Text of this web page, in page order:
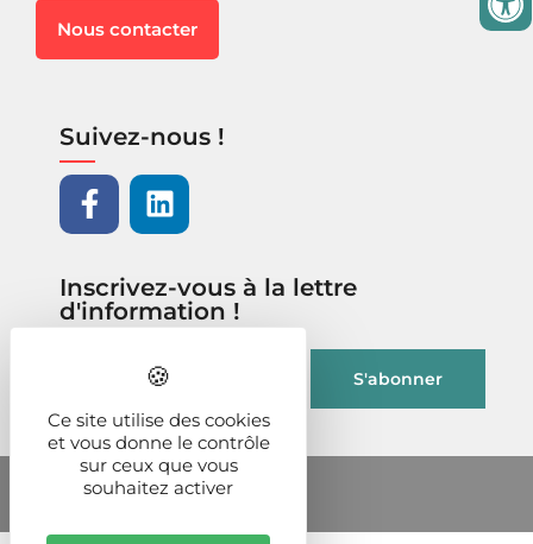
Nous contacter
Suivez-nous !
Inscrivez-vous à la lettre
d'information !
Ce site utilise des cookies
et vous donne le contrôle
sur ceux que vous
souhaitez activer